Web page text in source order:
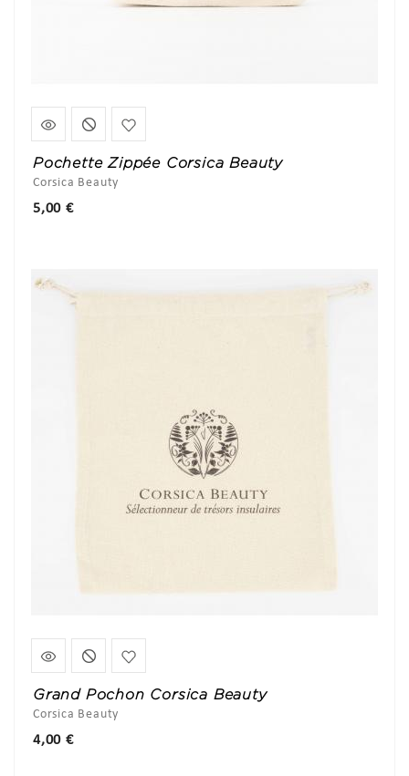
Pochette Zippée Corsica Beauty
Corsica Beauty
5,00 €
Grand Pochon Corsica Beauty
Corsica Beauty
4,00 €